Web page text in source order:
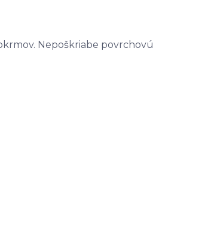
Nepoškriabe povrchovú